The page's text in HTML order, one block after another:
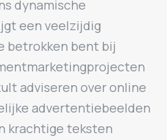
dynamische
een veelzijdig
betrokken bent bij
adviseren over online
advertentiebeelden
krachtige teksten